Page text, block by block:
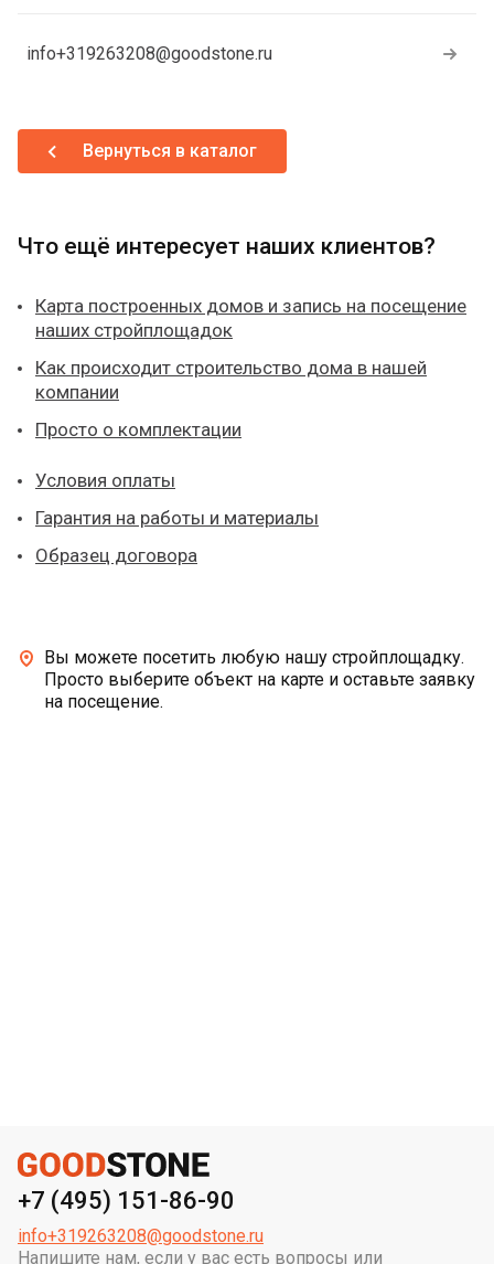
info+319263208@goodstone.ru
Вернуться в каталог
Что ещё интересует наших клиентов?
Карта построенных домов и запись на посещение
наших стройплощадок
Как происходит строительство дома в нашей
компании
Просто о комплектации
Условия оплаты
Гарантия на работы и материалы
Образец договора
Вы можете посетить любую нашу стройплощадку.
Просто выберите объект на карте и оставьте заявку
на посещение.
+7 (495) 151-86-90
Напишите нам, если у вас есть вопросы или
info+319263208@goodstone.ru